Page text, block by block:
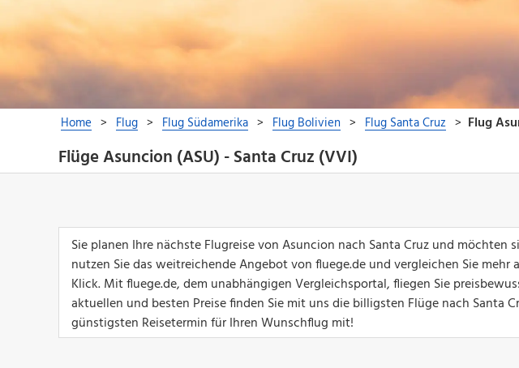
Flüge Asuncion (ASU) - Santa Cruz (VVI)
Sie planen Ihre nächste Flugreise von Asuncion nach Santa Cruz und
nutzen Sie das weitreichende Angebot von fluege.de und vergleichen Sie
Klick. Mit fluege.de, dem unabhängigen Vergleichsportal, fliegen Sie
aktuellen und besten Preise finden Sie mit uns die billigsten Flüge nach Santa
günstigsten Reisetermin für Ihren Wunschflug mit!